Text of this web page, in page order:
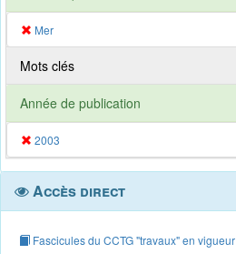
Mer
Mots clés
Année de publication
2003
Accès direct
Fascicules du CCTG "travaux" en vigueur